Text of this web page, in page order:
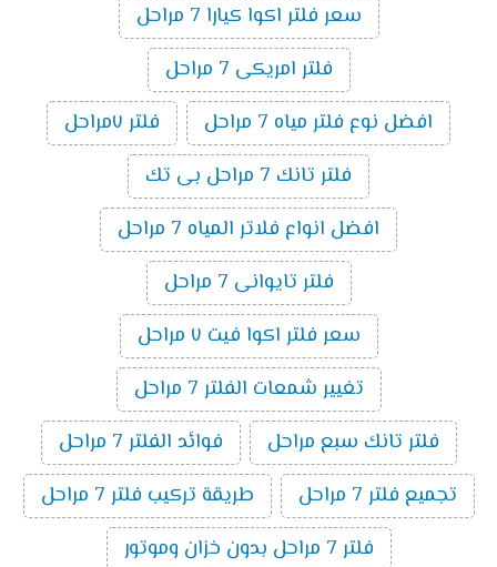
سعر فلتر اكوا كيارا 7 مراحل
فلتر امريكى 7 مراحل
افضل نوع فلتر مياه 7 مراحل
فلتر ٧مراحل
فلتر تانك 7 مراحل بى تك
افضل انواع فلاتر المياه 7 مراحل
فلتر تايوانى 7 مراحل
سعر فلتر اكوا فيت ٧ مراحل
تغيير شمعات الفلتر 7 مراحل
فلتر تانك سبع مراحل
فوائد الفلتر 7 مراحل
تجميع فلتر 7 مراحل
طريقة تركيب فلتر 7 مراحل
فلتر 7 مراحل بدون خزان وموتور